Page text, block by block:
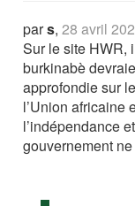
pars,28 avril
Sur le site HWR,
burkinabè
approfondie sur
l’Union africaine
l’indépendance
gouvernement